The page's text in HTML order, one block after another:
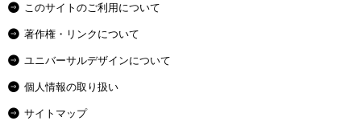
このサイトのご利用について
著作権・リンクについて
ユニバーサルデザインについて
個人情報の取り扱い
サイトマップ